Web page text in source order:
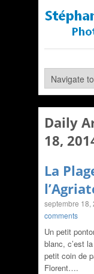
Daily
18,
La
septembre 18,
comments
Un petit
blanc, c’est
petit coin de
Florent….